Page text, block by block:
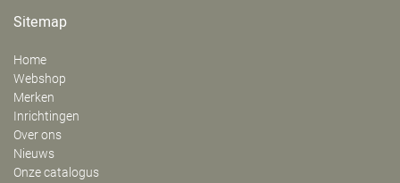
Sitemap
Home
Webshop
Merken
Inrichtingen
Over ons
Nieuws
Onze catalogus